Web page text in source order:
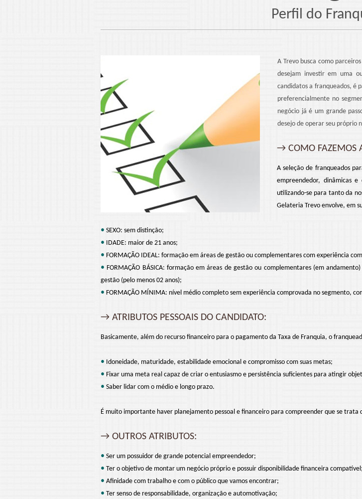
Perfil do
A Trevo busca como
desejam investir em uma
candidatos a franqueados, é
preferencialmente no
negócio já é um grande
desejo de operar seu próprio
→ COMO FAZEMOS
A seleção de franqueados
empreendedor, dinâmicas
utilizando-se para tanto da
Gelateria Trevo envolve, em
• SEXO: sem distinção;
• IDADE: maior de 21 anos;
• FORMAÇÃO IDEAL: formação em áreas de gestão ou complementares com experiência
• FORMAÇÃO BÁSICA: formação em áreas de gestão ou complementares (em
gestão (pelo menos 02 anos);
• FORMAÇÃO MÍNIMA: nível médio completo sem experiência comprovada no segmento,
→ ATRIBUTOS PESSOAIS DO CANDIDATO:
Basicamente, além do recurso financeiro para o pagamento da Taxa de Franquia, o
• Idoneidade, maturidade, estabilidade emocional e compromisso com suas metas;
• Fixar uma meta real capaz de criar o entusiasmo e persistência suficientes para atingir
• Saber lidar com o médio e longo prazo.
É muito importante haver planejamento pessoal e financeiro para compreender que se
→ OUTROS ATRIBUTOS:
• Ser um possuidor de grande potencial empreendedor;
• Ter o objetivo de montar um negócio próprio e possuir disponibilidade financeira compatível;
• Afinidade com trabalho e com o público que vamos encontrar;
• Ter senso de responsabilidade, organização e automotivação;